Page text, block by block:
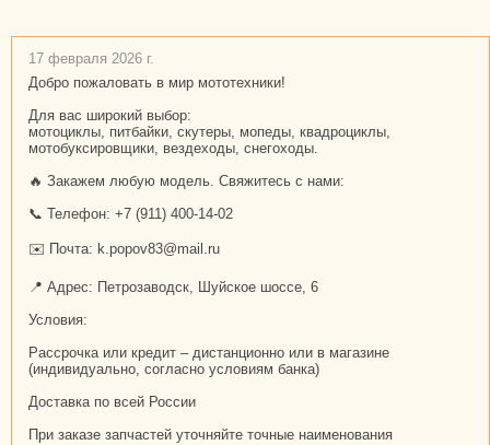
17 февраля 2026 г.
Добро пожаловать в мир мототехники!
Для вас широкий выбор:
мотоциклы, питбайки, скутеры, мопеды, квадроциклы,
мотобуксировщики, вездеходы, снегоходы.
🔥 Закажем любую модель. Свяжитесь с нами:
📞 Телефон: +7 (911) 400-14-02
✉️ Почта: k.popov83@mail.ru
📍 Адрес: Петрозаводск, Шуйское шоссе, 6
Условия:
Рассрочка или кредит – дистанционно или в магазине
(индивидуально, согласно условиям банка)
Доставка по всей России
При заказе запчастей уточняйте точные наименования